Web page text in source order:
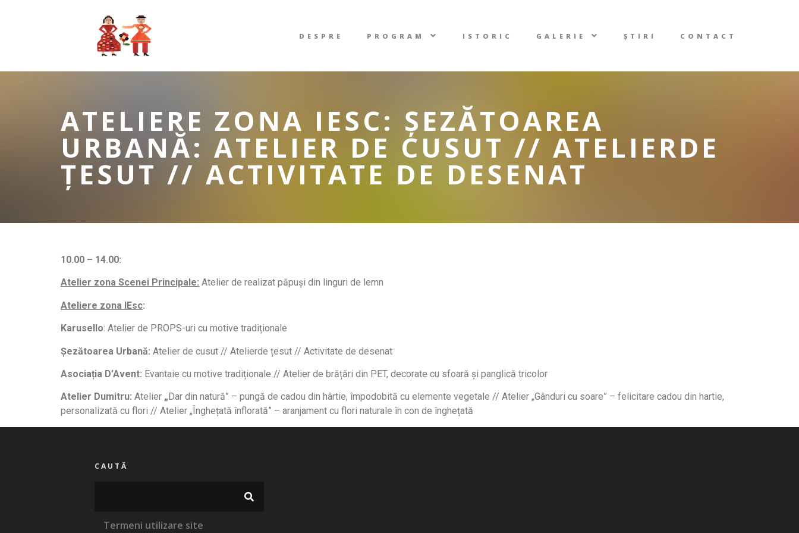
DESPRE PROGRAM ISTORIC GALERIE ȘTIRI CONTACT
ATELIERE ZONA IESC: ȘEZĂTOAREA
URBANĂ: ATELIER DE CUSUT // ATELIERDE
ȚESUT // ACTIVITATE DE DESENAT
10.00 – 14.00:
Atelier zona Scenei Principale: Atelier de realizat păpuși din linguri de lemn
Ateliere zona IEsc:
Karusello: Atelier de PROPS-uri cu motive tradiționale
Șezătoarea Urbană: Atelier de cusut // Atelierde țesut // Activitate de desenat
Asociația D’Avent: Evantaie cu motive tradiționale // Atelier de brățări din PET, decorate cu sfoară și panglică tricolor
Atelier Dumitru: Atelier „Dar din natură” – pungă de cadou din hârtie, împodobită cu elemente vegetale // Atelier „Gânduri cu soare” – felicitare cadou din hartie,
personalizată cu flori // Atelier „Înghețată înflorată” – aranjament cu flori naturale în con de înghețată
CAUTĂ
Termeni utilizare site